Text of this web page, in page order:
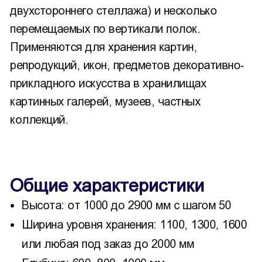
двухстороннего стеллажа) и несколько
перемещаемых по вертикали полок.
Применяются для хранения картин,
репродукций, икон, предметов декоративно-
прикладного искусства в хранилищах
картинных галерей, музеев, частных
коллекций.
Общие характеристики
Высота: от 1000 до 2900 мм с шагом 50
Ширина уровня хранения: 1100, 1300, 1600
или любая под заказ до 2000 мм